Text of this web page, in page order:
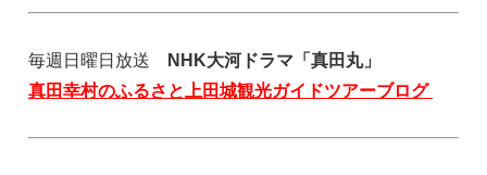
毎週日曜日放送
NHK大河ドラマ「真田丸」
真田幸村のふるさと上田城観光ガイドツアーブログ